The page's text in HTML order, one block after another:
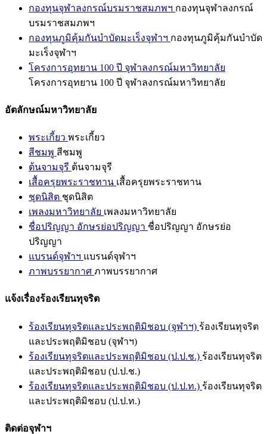
กองทุนจุฬาลงกรณ์บรมราชสมภพฯ กองทุนจุฬาลงกรณ์
บรมราชสมภพฯ
กองทุนภูมิคุ้มกันบำบัดมะเร็งจุฬาฯ กองทุนภูมิคุ้มกันบำบัด
มะเร็งจุฬาฯ
โครงการอุทยาน 100 ปี จุฬาลงกรณ์มหาวิทยาลัย
โครงการอุทยาน 100 ปี จุฬาลงกรณ์มหาวิทยาลัย
อัตลักษณ์มหาวิทยาลัย
พระเกี้ยว พระเกี้ยว
สีชมพู สีชมพู
ต้นจามจุรี ต้นจามจุรี
เสื้อครุยพระราชทาน เสื้อครุยพระราชทาน
ชุดนิสิต ชุดนิสิต
เพลงมหาวิทยาลัย เพลงมหาวิทยาลัย
ชื่อปริญญา อักษรย่อปริญญา ชื่อปริญญา อักษรย่อ
ปริญญา
แบรนด์จุฬาฯ แบรนด์จุฬาฯ
ภาพบรรยากาศ ภาพบรรยากาศ
แจ้งเรื่องร้องเรียนทุจริต
ร้องเรียนทุจริตและประพฤติมิชอบ (จุฬาฯ) ร้องเรียนทุจริต
และประพฤติมิชอบ (จุฬาฯ)
ร้องเรียนทุจริตและประพฤติมิชอบ (ป.ป.ช.) ร้องเรียนทุจริต
และประพฤติมิชอบ (ป.ป.ช.)
ร้องเรียนทุจริตและประพฤติมิชอบ (ป.ป.ท.) ร้องเรียนทุจริต
และประพฤติมิชอบ (ป.ป.ท.)
ติดต่อจุฬาฯ